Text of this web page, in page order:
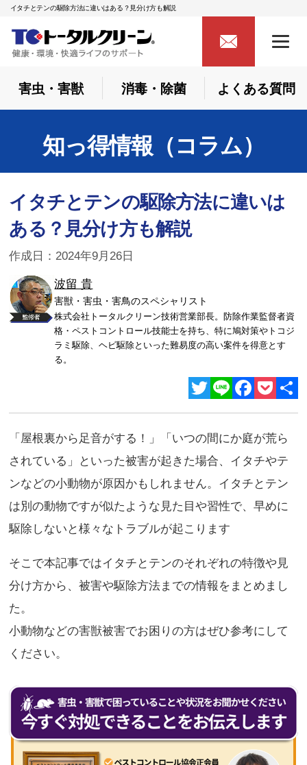
イタチとテンの駆除方法に違いはある？見分け方も解説
害虫・害獣 消毒・除菌 よくある質問
知っ得情報（コラム）
イタチとテンの駆除方法に違いは
ある？見分け方も解説
作成日：2024年9月26日
波留 貴
害獣・害虫・害鳥のスペシャリスト
株式会社トータルクリーン技術営業部長。防除作業監督者資
格・ペストコントロール技能士を持ち、特に鳩対策やトコジ
ラミ駆除、ヘビ駆除といった難易度の高い案件を得意とす
る。
有
「屋根裏から足音がする！」「いつの間にか庭が荒ら
されている」といった被害が起きた場合、イタチやテ
ンなどの小動物が原因かもしれません。イタチとテン
は別の動物ですが似たような見た目や習性で、早めに
駆除しないと様々なトラブルが起こります
そこで本記事ではイタチとテンのそれぞれの特徴や見
分け方から、被害や駆除方法までの情報をまとめまし
た。
小動物などの害獣被害でお困りの方はぜひ参考にして
ください。